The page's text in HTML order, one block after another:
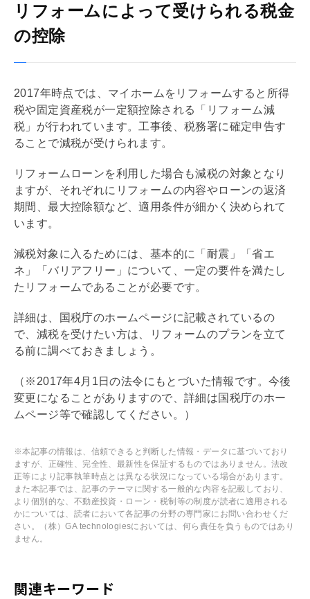
リフォームによって受けられる税金
の控除
2017年時点では、マイホームを リフォームすると所得
税や固定資産税が一定額控除される「 リフォーム減
税」が行われています。工事後、税務署に確定申告す
ることで減税が受けられます。
リフォームローンを利用した場合も減税の対象となり
ますが、それぞれに リフォームの内容やローンの返済
期間、最大控除額など、適用条件が細かく決められて
います。
減税対象に入るためには、基本的に「 耐震 」「省エ
ネ」「バリアフリー」について、一定の要件を満たし
た リフォームであることが必要です。
詳細は、国税庁のホームページに記載されているの
で、減税を受けたい方は、
リフォームのプランを立て
る前に調べておきましょう。
（※2017年4月1日の法令にもとづいた情報です。今後
変更になることがありますので、詳細は国税庁のホー
ムページ等で確認してください。）
※本記事の情報は、信頼できると判断した情報・データに基づいており
ますが、正確性、完全性、最新性を保証するものではありません。法改
正等により記事執筆時点とは異なる状況になっている場合があります。
また本記事では、記事のテーマに関する一般的な内容を記載しており、
より個別的な、不動産投資・ローン・税制等の制度が読者に適用される
かについては、読者において各記事の分野の専門家にお問い合わせくだ
さい。（株）GA technologiesにおいては、何ら責任を負うものではあり
ません。
関連キーワード